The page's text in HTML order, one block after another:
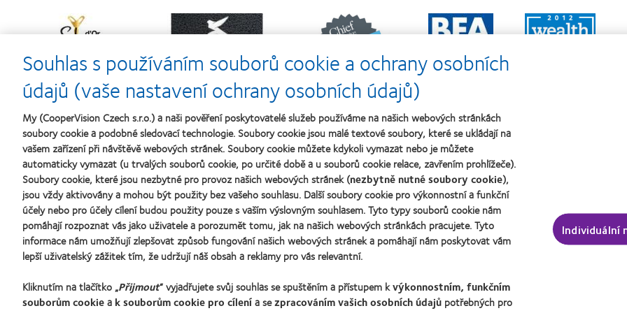
more
Cena
Silmo
d’Or
za
nejlepší
výrobek
pro
čočky
MyDay™
(2013)
Learn
more
Kontaktní
čočky
roku
(2013)
Learn
more
Nejlepší
společnosti
pro
vedoucí
roku
2012
a
2010
(2012)
Learn
more
Cena
2011
(2011)
Learn
more
Naše produkty
Technologie kontaktních čoček
Najděte ty pravé čočky pro vás
Kontaktní čočky a zrak
Nový uživatel
Zkušený uživatel
Blog
O společnosti CooperVision
Kariéra v CooperVision
Kontaktujte nás
Souhlas s používáním souborů cookie a ochrany osobních
údajů (vaše nastavení ochrany osobních údajů)
My (CooperVision Czech s.r.o.) a naši pověření poskytovatelé služeb používáme na našich webových stránkách
soubory cookie a podobné sledovací technologie. Soubory cookie jsou malé textové soubory, které se ukládají na
vašem zařízení při návštěvě webových stránek. Soubory cookie můžete kdykoli vymazat nebo je můžete
automaticky vymazat (u trvalých souborů cookie, po určité době a u souborů cookie relace, zavřením prohlížeče).
Soubory cookie, které jsou nezbytné pro provoz našich webových stránek (nezbytně nutné soubory cookie),
jsou vždy aktivovány a mohou být použity bez vašeho souhlasu. Další soubory cookie pro výkonnostní a funkční
účely nebo pro účely cílení budou použity pouze s vaším výslovným souhlasem. Tyto typy souborů cookie nám
pomáhají rozpoznat vás jako uživatele a porozumět tomu, jak na našich webových stránkách pracujete. Tyto
informace nám umožňují zlepšovat způsob fungování našich webových stránek a pomáhají nám poskytovat vám
lepší uživatelský zážitek tím, že udržují náš obsah a reklamy pro vás relevantní.
Kliknutím na tlačítko „Přijmout“ vyjadřujete svůj souhlas se spuštěním a přístupem kvýkonnostním, funkčním
souborům cookiea k souborům cookie pro cílenía sezpracováním vašich osobních údajů potřebných pro
Individuální